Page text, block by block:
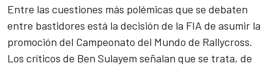
Entre las cuestiones más polémicas que se debaten
entre bastidores está la decisión de la FIA de asumir la
promoción del Campeonato del Mundo de Rallycross.
Los críticos de Ben Sulayem señalan que se trata, de